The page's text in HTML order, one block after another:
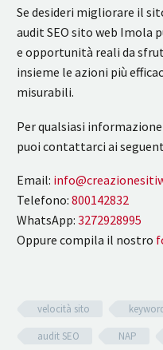
Se desideri migliorare il
audit SEO sito web Imola
e opportunità reali da
insieme le azioni più
misurabili.
Per qualsiasi
puoi contattarci ai
Email:
Telefono: 800142832
WhatsApp: 3272928995
Oppure compila il nostro
velocità sito
audit SEO
NAP